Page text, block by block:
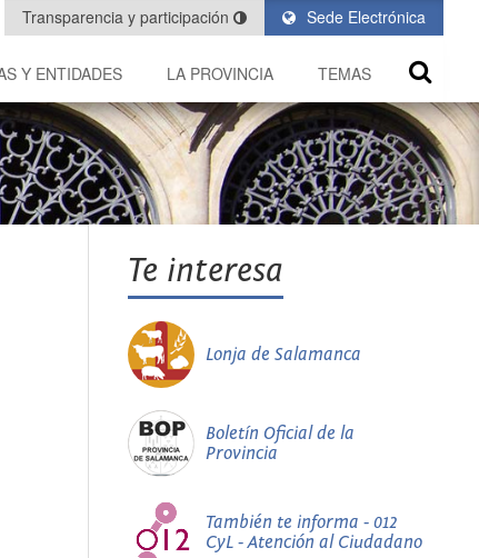
Sede Electrónica
Transparencia y participación
Y ENTIDADES LA PROVINCIA TEMAS
Te interesa
Lonja de Salamanca
Boletín Oficial de la
Provincia
También te informa - 012
CyL - Atención al Ciudadano